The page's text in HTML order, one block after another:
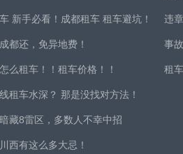
新手必看！成都租车 租车避坑！
都还，免异地费！
么租车！！租车价格！！
租车水深？ 那是没找对方法！
藏8雷区，多数人不幸中招
西有这么多大忌！
违
事
租